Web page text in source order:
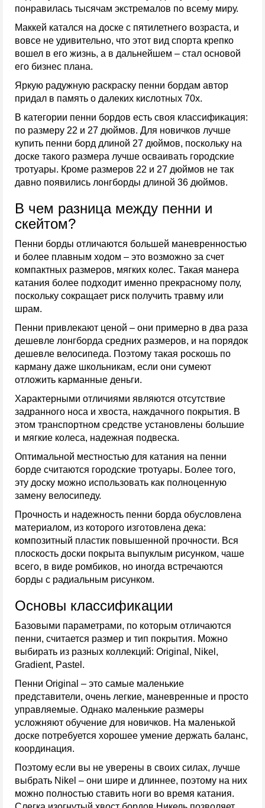
понравилась тысячам экстремалов по всему миру.
Маккей катался на доске с пятилетнего возраста, и
вовсе не удивительно, что этот вид спорта крепко
вошел в его жизнь, а в дальнейшем – стал основой
его бизнес плана.
Яркую радужную раскраску пенни бордам автор
придал в память о далеких кислотных 70х.
В категории пенни бордов есть своя классификация:
по размеру 22 и 27 дюймов. Для новичков лучше
купить пенни борд длиной 27 дюймов, поскольку на
доске такого размера лучше осваивать городские
тротуары. Кроме размеров 22 и 27 дюймов не так
давно появились лонгборды длиной 36 дюймов.
В чем разница между пенни и
скейтом?
Пенни борды отличаются большей маневренностью
и более плавным ходом – это возможно за счет
компактных размеров, мягких колес. Такая манера
катания более подходит именно прекрасному полу,
поскольку сокращает риск получить травму или
шрам.
Пенни привлекают ценой – они примерно в два раза
дешевле лонгборда средних размеров, и на порядок
дешевле велосипеда. Поэтому такая роскошь по
карману даже школьникам, если они сумеют
отложить карманные деньги.
Характерными отличиями являются отсутствие
задранного носа и хвоста, наждачного покрытия. В
этом транспортном средстве установлены большие
и мягкие колеса, надежная подвеска.
Оптимальной местностью для катания на пенни
борде считаются городские тротуары. Более того,
эту доску можно использовать как полноценную
замену велосипеду.
Прочность и надежность пенни борда обусловлена
материалом, из которого изготовлена дека:
композитный пластик повышенной прочности. Вся
плоскость доски покрыта выпуклым рисунком, чаше
всего, в виде ромбиков, но иногда встречаются
борды с радиальным рисунком.
Основы классификации
Базовыми параметрами, по которым отличаются
пенни, считается размер и тип покрытия. Можно
выбирать из разных коллекций: Original, Nikel,
Gradient, Pastel.
Пенни Original – это самые маленькие
представители, очень легкие, маневренные и просто
управляемые. Однако маленькие размеры
усложняют обучение для новичков. На маленькой
доске потребуется хорошее умение держать баланс,
координация.
Поэтому если вы не уверены в своих силах, лучше
выбрать Nikel – они шире и длиннее, поэтому на них
можно полностью ставить ноги во время катания.